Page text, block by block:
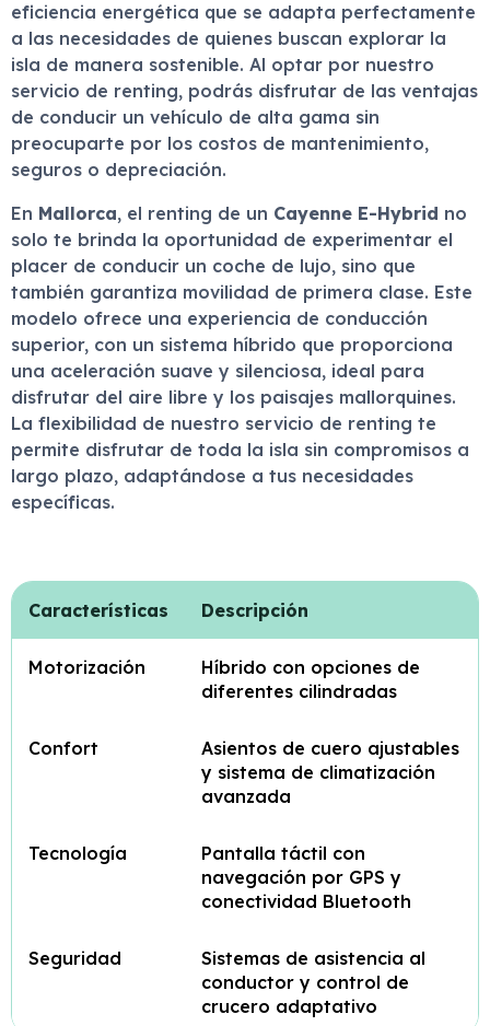
eficiencia energética que se adapta perfectamente
a las necesidades de quienes buscan explorar la
isla de manera sostenible. Al optar por nuestro
servicio de renting, podrás disfrutar de las ventajas
de conducir un vehículo de alta gama sin
preocuparte por los costos de mantenimiento,
seguros o depreciación.
En Mallorca, el renting de un Cayenne E-Hybrid no
solo te brinda la oportunidad de experimentar el
placer de conducir un coche de lujo, sino que
también garantiza movilidad de primera clase. Este
modelo ofrece una experiencia de conducción
superior, con un sistema híbrido que proporciona
una aceleración suave y silenciosa, ideal para
disfrutar del aire libre y los paisajes mallorquines.
La flexibilidad de nuestro servicio de renting te
permite disfrutar de toda la isla sin compromisos a
largo plazo, adaptándose a tus necesidades
específicas.
Características Descripción
Motorización
Híbrido con opciones de
diferentes cilindradas
Confort
Asientos de cuero ajustables
y sistema de climatización
avanzada
Tecnología
Pantalla táctil con
navegación por GPS y
conectividad Bluetooth
Seguridad
Sistemas de asistencia al
conductor y control de
crucero adaptativo